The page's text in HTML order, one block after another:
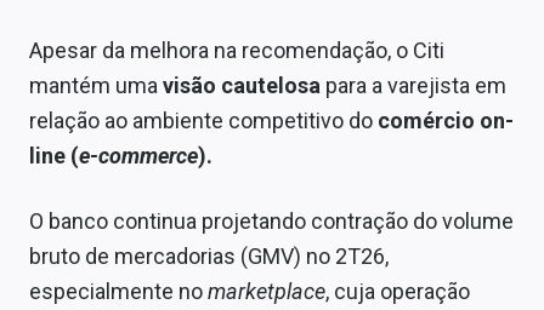
Apesar da melhora na recomendação, o Citi
mantém umavisão cautelosa para a varejista em
relação ao ambiente competitivo do comércio on-
line (e-commerce).
O banco continua projetando contração do volume
bruto de mercadorias (GMV) no 2T26,
especialmente nomarketplace, cuja operação